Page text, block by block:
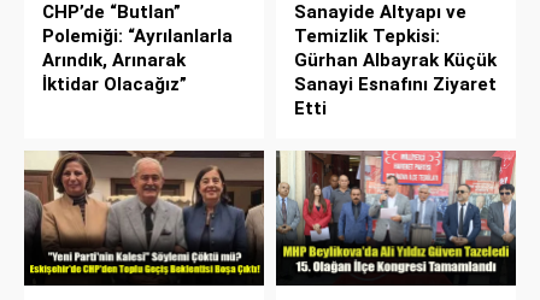
CHP’de “Butlan”
Polemiği: “Ayrılanlarla
Arındık, Arınarak
İktidar Olacağız”
Sanayide Altyapı ve
Temizlik Tepkisi:
Gürhan Albayrak Küçük
Sanayi Esnafını Ziyaret
Etti